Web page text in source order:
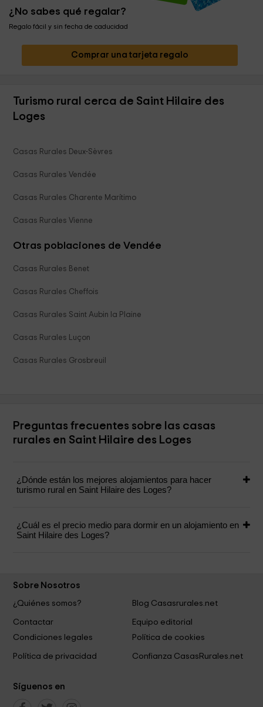
¿No sabes qué regalar?
Regalo fácil y sin fecha de caducidad
Comprar una tarjeta regalo
Turismo rural cerca de Saint Hilaire des
Loges
Casas Rurales Deux-Sèvres
Casas Rurales Vendée
Casas Rurales Charente Marítimo
Casas Rurales Vienne
Otras poblaciones de Vendée
Casas Rurales Benet
Casas Rurales Cheffois
Casas Rurales Saint Aubin la Plaine
Casas Rurales Luçon
Casas Rurales Grosbreuil
Preguntas frecuentes sobre las casas
rurales en Saint Hilaire des Loges
¿Dónde están los mejores alojamientos para hacer
turismo rural en Saint Hilaire des Loges?
¿Cuál es el precio medio para dormir en un alojamiento en
Saint Hilaire des Loges?
Sobre Nosotros
¿Quiénes somos?
Blog Casasrurales.net
Contactar
Equipo editorial
Condiciones legales
Política de cookies
Política de privacidad Confianza CasasRurales.net
Síguenos en